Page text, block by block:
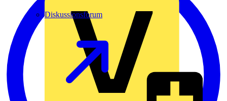
Diskussionsforum